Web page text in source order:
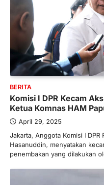
BERITA
Komisi I DPR Kecam
Ketua Komnas HAM
April 29, 2025
Jakarta, Anggota Komisi I DPR
Hasanuddin, menyatakan
penembakan yang dilakukan